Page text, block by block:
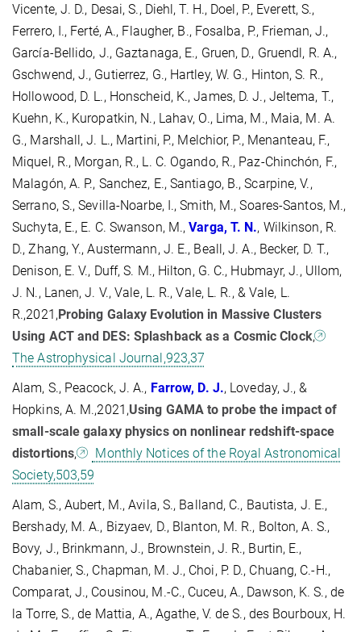
Vicente, J. D., Desai, S., Diehl, T. H., Doel, P., Everett, S.,
Ferrero, I., Ferté, A., Flaugher, B., Fosalba, P., Frieman, J.,
García-Bellido, J., Gaztanaga, E., Gruen, D., Gruendl, R. A.,
Gschwend, J., Gutierrez, G., Hartley, W. G., Hinton, S. R.,
Hollowood, D. L., Honscheid, K., James, D. J., Jeltema, T.,
Kuehn, K., Kuropatkin, N., Lahav, O., Lima, M., Maia, M. A.
G., Marshall, J. L., Martini, P., Melchior, P., Menanteau, F.,
Miquel, R., Morgan, R., L. C. Ogando, R., Paz-Chinchón, F.,
Malagón, A. P., Sanchez, E., Santiago, B., Scarpine, V.,
Serrano, S., Sevilla-Noarbe, I., Smith, M., Soares-Santos, M.,
Suchyta, E., E. C. Swanson, M.,Varga, T. N., Wilkinson, R.
D., Zhang, Y., Austermann, J. E., Beall, J. A., Becker, D. T.,
Denison, E. V., Duff, S. M., Hilton, G. C., Hubmayr, J., Ullom,
J. N., Lanen, J. V., Vale, L. R., Vale, L. R., & Vale, L.
R.,2021,Probing Galaxy Evolution in Massive Clusters
Using ACT and DES: Splashback as a Cosmic Clock,
The Astrophysical Journal,923,37
Alam, S., Peacock, J. A., Farrow, D. J., Loveday, J., &
Hopkins, A. M.,2021,Using GAMA to probe the impact of
small-scale galaxy physics on nonlinear redshift-space
distortions,
Monthly Notices of the Royal Astronomical
Society,503,59
Alam, S., Aubert, M., Avila, S., Balland, C., Bautista, J. E.,
Bershady, M. A., Bizyaev, D., Blanton, M. R., Bolton, A. S.,
Bovy, J., Brinkmann, J., Brownstein, J. R., Burtin, E.,
Chabanier, S., Chapman, M. J., Choi, P. D., Chuang, C.-H.,
Comparat, J., Cousinou, M.-C., Cuceu, A., Dawson, K. S., de
la Torre, S., de Mattia, A., Agathe, V. de S., des Bourboux, H.